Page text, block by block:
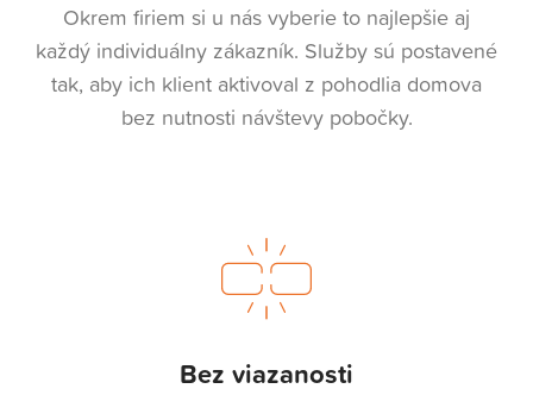
Okrem firiem si u nás vyberie to najlepšie aj
každý individuálny zákazník. Služby sú postavené
tak, aby ich klient aktivoval z pohodlia domova
bez nutnosti návštevy pobočky.
Bez viazanosti